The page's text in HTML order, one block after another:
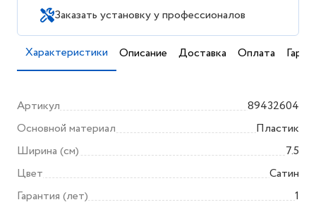
Заказать установку у профессионалов
Характеристики Описание Доставка Оплата
Артикул
89432604
Основной материал
Пластик
Ширина (см)
7.5
Цвет
Сатин
Гарантия (лет)
1